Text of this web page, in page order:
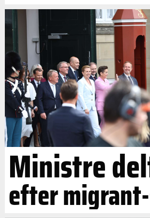
Ministre
efter